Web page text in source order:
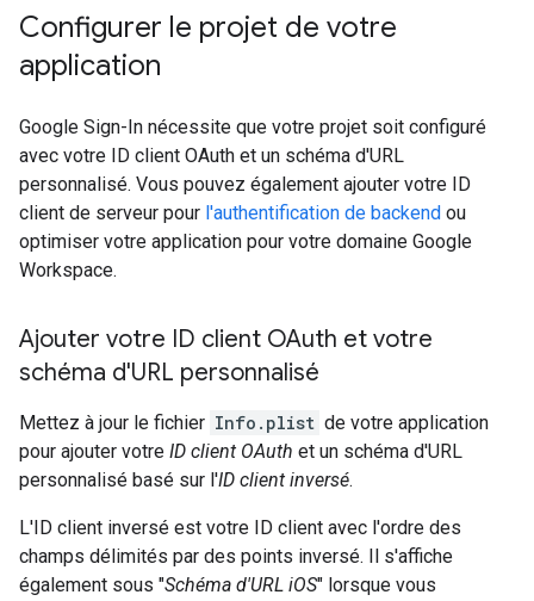
Configurer le projet de votre
application
Google Sign-In nécessite que votre projet soit configuré
avec votre ID client OAuth et un schéma d'URL
personnalisé. Vous pouvez également ajouter votre ID
client de serveur pour l'authentification de backend ou
optimiser votre application pour votre domaine Google
Workspace.
Ajouter votre ID client OAuth et votre
schéma d'URL personnalisé
Mettez à jour le fichier Info.plist de votre application
pour ajouter votre ID client OAuth et un schéma d'URL
personnalisé basé sur l'ID client inversé.
L'ID client inversé est votre ID client avec l'ordre des
champs délimités par des points inversé. Il s'affiche
également sous "Schéma d'URL iOS" lorsque vous